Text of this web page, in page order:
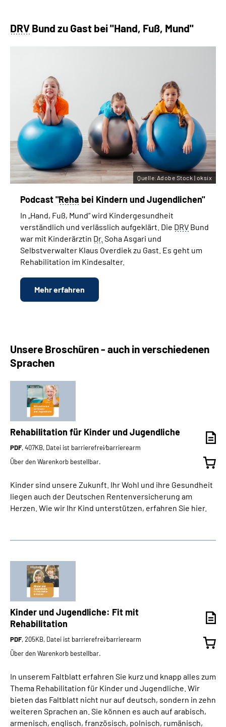
DRV Bund zu Gast bei "Hand, Fuß, Mund"
Podcast "Reha bei Kindern und Jugendlichen"
In „Hand, Fuß, Mund“ wird Kindergesundheit
verständlich und verlässlich aufgeklärt. Die DRV Bund
war mit Kinderärztin Dr. Soha Asgari und
Selbstverwalter Klaus Overdiek zu Gast. Es geht um
Rehabilitation im Kindesalter.
Mehr erfahren
Quelle:Adobe Stock | oksix
Unsere Broschüren - auch in verschiedenen
Sprachen
Rehabilitation für Kinder und Jugendliche
PDF, 407KB, Datei ist barrierefrei⁄barrierearm
Über den Warenkorb bestellbar.
Kinder sind unsere Zukunft. Ihr Wohl und ihre Gesundheit
liegen auch der Deutschen Rentenversicherung am
Herzen. Wie wir Ihr Kind unterstützen, erfahren Sie hier.
Kinder und Jugendliche: Fit mit
Rehabilitation
PDF, 205KB, Datei ist barrierefrei⁄barrierearm
Über den Warenkorb bestellbar.
In unserem Faltblatt erfahren Sie kurz und knapp alles zum
Thema Rehabilitation für Kinder und Jugendliche. Wir
bieten das Faltblatt nicht nur auf deutsch, sondern in zehn
weiteren Sprachen an. Sie können es auch auf arabisch,
armenisch, englisch, französisch, polnisch, rumänisch,